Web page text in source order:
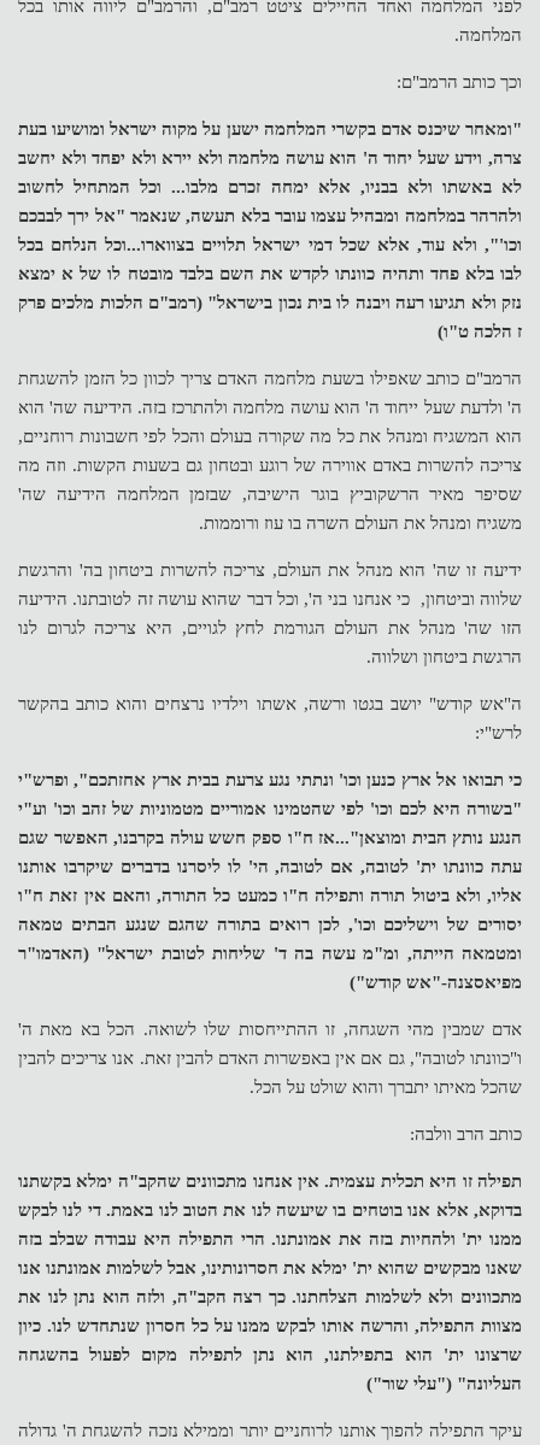
לפני המלחמה ואחד החיילים ציטט רמב"ם, והרמב"ם ליווה אותו בכל
המלחמה.
וכך כותב הרמב"ם:
"ומאחר שיכנס אדם בקשרי המלחמה ישען על מקוה ישראל ומושיעו בעת
צרה, וידע שעל יחוד ה' הוא עושה מלחמה ולא יירא ולא יפחד ולא יחשב
לא באשתו ולא בבניו, אלא ימחה זכרם מלבו... וכל המתחיל לחשוב
ולהרהר במלחמה ומבהיל עצמו עובר בלא תעשה, שנאמר "אל ירך לבבכם
וכו'", ולא עוד, אלא שכל דמי ישראל תלויים בצווארו...וכל הנלחם בכל
לבו בלא פחד ותהיה כוונתו לקדש את השם בלבד מובטח לו של א ימצא
נזק ולא תגיעו רעה ויבנה לו בית נכון בישראל" (רמב"ם הלכות מלכים פרק
ז הלכה ט"ו)
הרמב"ם כותב שאפילו בשעת מלחמה האדם צריך לכוון כל הזמן להשגחת
ה' ולדעת שעל ייחוד ה' הוא עושה מלחמה ולהתרכז בזה. הידיעה שה' הוא
הוא המשגיח ומנהל את כל מה שקורה בעולם והכל לפי חשבונות רוחניים,
צריכה להשרות באדם אווירה של רוגע ובטחון גם בשעות הקשות. וזה מה
שסיפר מאיר הרשקוביץ בוגר הישיבה, שבזמן המלחמה הידיעה שה'
משגיח ומנהל את העולם השרה בו עוז ורוממות.
ידיעה זו שה' הוא מנהל את העולם, צריכה להשרות ביטחון בה' והרגשת
שלווה וביטחון, כי אנחנו בני ה', וכל דבר שהוא עושה זה לטובתנו. הידיעה
הזו שה' מנהל את העולם הגורמת לחץ לגויים, היא צריכה לגרום לנו
הרגשת ביטחון ושלווה.
ה"אש קודש" יושב בגטו ורשה, אשתו וילדיו נרצחים והוא כותב בהקשר
לרש"י:
כי תבואו אל ארץ כנען וכו' ונתתי נגע צרעת בבית ארץ אחזתכם", ופרש"י
"בשורה היא לכם וכו' לפי שהטמינו אמוריים מטמוניות של זהב וכו' וע"י
הנגע נותץ הבית ומוצאן"...אז ח"ו ספק חשש עולה בקרבנו, האפשר שגם
עתה כוונתו ית' לטובה, אם לטובה, הי' לו ליסרנו בדברים שיקרבו אותנו
אליו, ולא ביטול תורה ותפילה ח"ו כמעט כל התורה, והאם אין זאת ח"ו
יסורים של וישליכם וכו', לכן רואים בתורה שהגם שנגע הבתים טמאה
ומטמאה הייתה, ומ"מ עשה בה ד' שליחות לטובת ישראל" (האדמו"ר
מפיאסצנה-"אש קודש")
אדם שמבין מהי השגחה, זו ההתייחסות שלו לשואה. הכל בא מאת ה'
ו"כוונתו לטובה", גם אם אין באפשרות האדם להבין זאת. אנו צריכים להבין
שהכל מאיתו יתברך והוא שולט על הכל.
כותב הרב וולבה:
תפילה זו היא תכלית עצמית. אין אנחנו מתכוונים שהקב"ה ימלא בקשתנו
בדוקא, אלא אנו בוטחים בו שיעשה לנו את הטוב לנו באמת. די לנו לבקש
ממנו ית' ולהחיות בזה את אמונתנו. הרי התפילה היא עבודה שבלב בזה
שאנו מבקשים שהוא ית' ימלא את חסרונותינו, אבל לשלמות אמונתנו אנו
מתכוונים ולא לשלמות הצלחתנו. כך רצה הקב"ה, ולזה הוא נתן לנו את
מצוות התפילה, והרשה אותו לבקש ממנו על כל חסרון שנתחדש לנו. כיון
שרצונו ית' הוא בתפילתנו, הוא נתן לתפילה מקום לפעול בהשגחה
העליונה" ("עלי שור")
עיקר התפילה להפוך אותנו לרוחניים יותר וממילא נזכה להשגחת ה' גדולה